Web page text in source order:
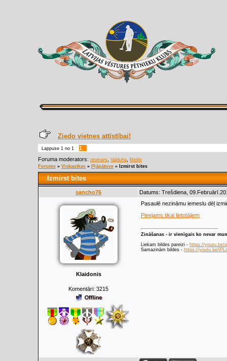
Ziedo vietnes attīstībai!
Lappuse 1 no 1
1
Foruma moderators: otomars Valduha
Meilis
Forums » Viskautkas » Pļāpātuve » Izmirst bites
Izmirst bites
sancho76 Datums: Trešdiena,
Klaidonis
Komentāri: 3215
Pasaulē nezināmu iemeslu dēļ
Pieejams tikai lietotājiem
Zināšanas - ir vienīgais ko nevar
Liekam bildes pareizi - https://youtu.be/
Samazinām bildes - https://youtu.be/